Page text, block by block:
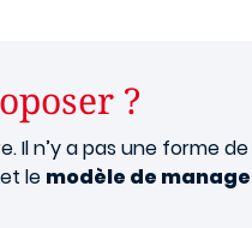
?
n’y a pas une forme de
le modèle de